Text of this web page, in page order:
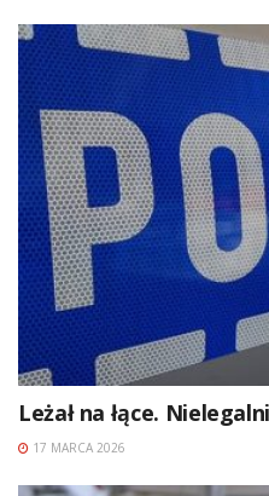
Leżał na łące.
17 MARCA 2026